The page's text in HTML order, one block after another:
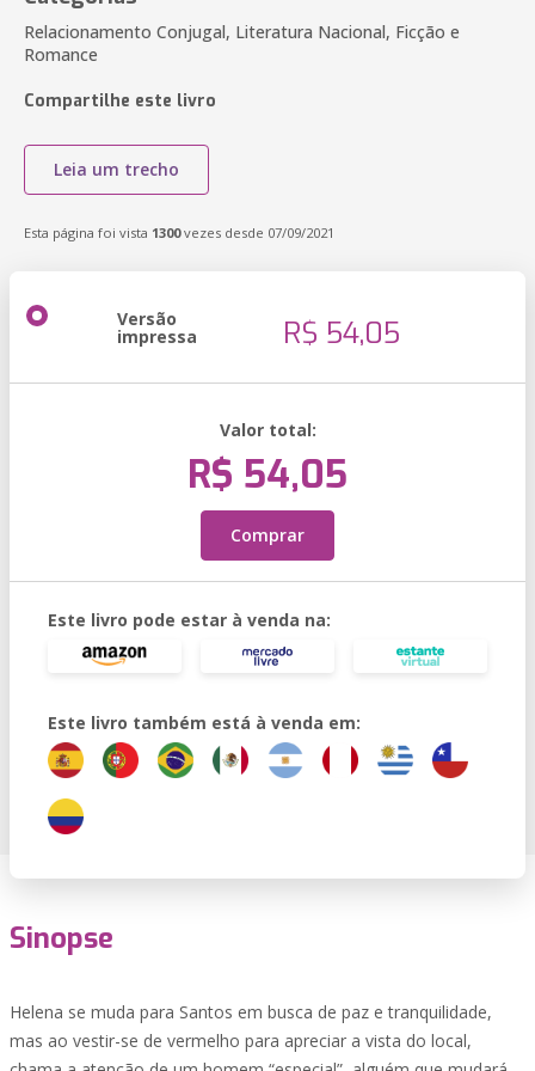
Relacionamento Conjugal, Literatura Nacional, Ficção e
Romance
Compartilhe este livro
Leia um trecho
Esta página foi vista 1300vezes desde 07/09/2021
Versão
impressa R$ 54,05
Valor total:
R$ 54,05
Comprar
Este livro pode estar à venda na:
Este livro também está à venda em:
Sinopse
Helena se muda para Santos em busca de paz e tranquilidade,
mas ao vestir-se de vermelho para apreciar a vista do local,